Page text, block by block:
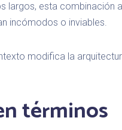
largos, esta combinación
incómodos o inviables.
modifica la
términos